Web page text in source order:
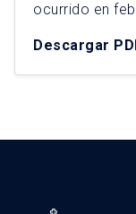
ocurrido en
más grave en
catástrofe
Descargar